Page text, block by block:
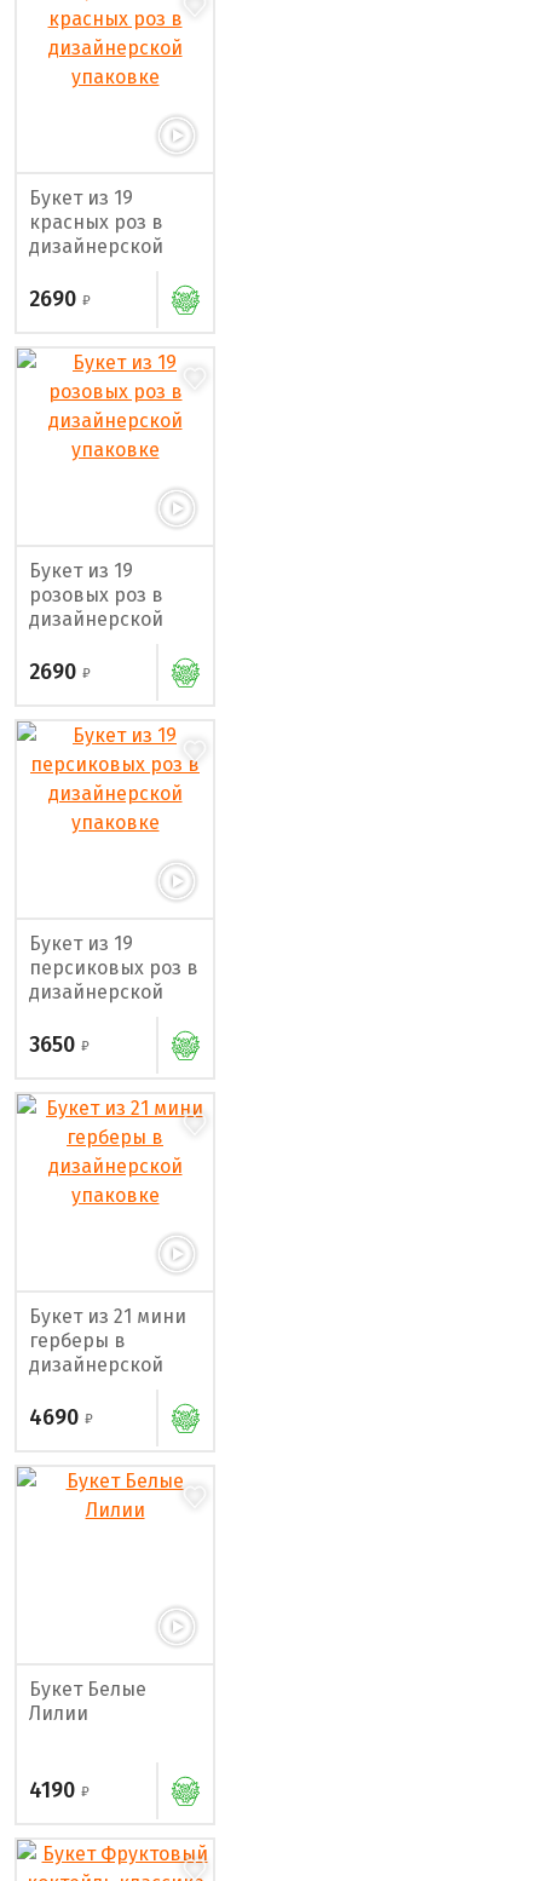
Букет из 19
красных роз в
дизайнерской
2690
Букет из 19
розовых роз в
дизайнерской
2690
Букет из 19
персиковых роз в
дизайнерской
3650
Букет из 21 мини
герберы в
дизайнерской
4690
Букет Белые
Лилии
4190